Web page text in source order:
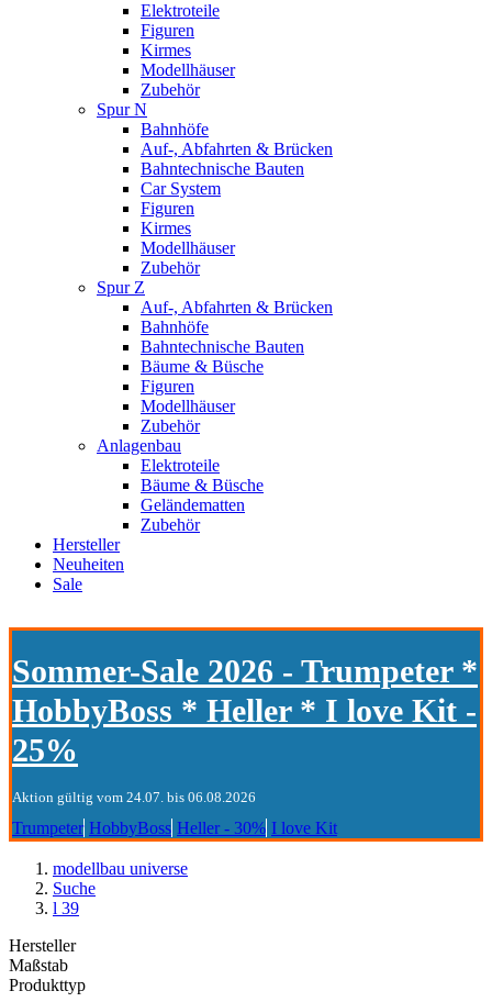
Elektroteile
Figuren
Kirmes
Modellhäuser
Zubehör
Spur N
Bahnhöfe
Auf-, Abfahrten & Brücken
Bahntechnische Bauten
Car System
Figuren
Kirmes
Modellhäuser
Zubehör
Spur Z
Auf-, Abfahrten & Brücken
Bahnhöfe
Bahntechnische Bauten
Bäume & Büsche
Figuren
Modellhäuser
Zubehör
Anlagenbau
Elektroteile
Bäume & Büsche
Geländematten
Zubehör
Hersteller
Neuheiten
Sale
Sommer-Sale 2026 - Trumpeter *
HobbyBoss * Heller * I love Kit -
25%
Aktion gültig vom 24.07. bis 06.08.2026
Trumpeter HobbyBoss Heller - 30% I love Kit
modellbau universe
Suche
l 39
Hersteller
Maßstab
Produkttyp